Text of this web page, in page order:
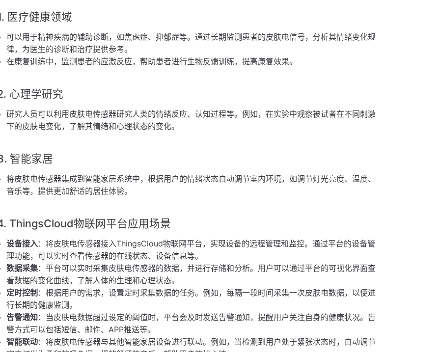
医疗健康领域
可以用于精神疾病的辅助诊断，如焦虑症、抑郁症等。通过长期监测患者的皮肤电信号，分析其情绪变化规
律，为医生的诊断和治疗提供参考。
在康复训练中，监测患者的应激反应，帮助患者进行生物反馈训练，提高康复效果。
心理学研究
研究人员可以利用皮肤电传感器研究人类的情绪反应、认知过程等。例如，在实验中观察被试者在不同刺激
下的皮肤电变化，了解其情绪和心理状态的变化。
智能家居
将皮肤电传感器集成到智能家居系统中，根据用户的情绪状态自动调节室内环境，如调节灯光亮度、温度、
音乐等，提供更加舒适的居住体验。
ThingsCloud物联网平台应用场景
设备接入：将皮肤电传感器接入ThingsCloud物联网平台，实现设备的远程管理和监控。通过平台的设备管
理功能，可以实时查看传感器的在线状态、设备信息等。
数据采集：平台可以实时采集皮肤电传感器的数据，并进行存储和分析。用户可以通过平台的可视化界面查
看数据的变化曲线，了解人体的生理和心理状态。
定时控制 ：根据用户的需求，设置定时采集数据的任务。例如，每隔一段时间采集一次皮肤电数据，以便进
行长期的健康监测。
告警通知 ：当皮肤电数据超过设定的阈值时，平台会及时发送告警通知，提醒用户关注自身的健康状况。告
警方式可以包括短信、邮件、APP推送等。
智能联动：将皮肤电传感器与其他智能家居设备进行联动。例如，当检测到用户处于紧张状态时，自动调节